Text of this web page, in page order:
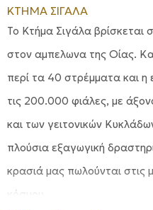
ΚΤΗΜΑ ΣΙΓΑΛΑ
Το Κτήμα Σιγάλα βρίσκεται
στον αμπελωνα της Οίας.
περί τα 40 στρέμματα και
τις 200.000 φιάλες, με
και των γειτονικών
πλούσια εξαγωγική
κρασιά μας πωλούνται στις
κόσμου.